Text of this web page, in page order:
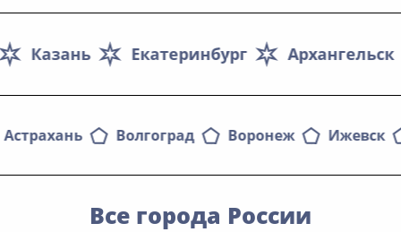
Архангельск
Екатеринбург
Казань
Астрахань Волгоград Воронеж Ижевск
Все города России